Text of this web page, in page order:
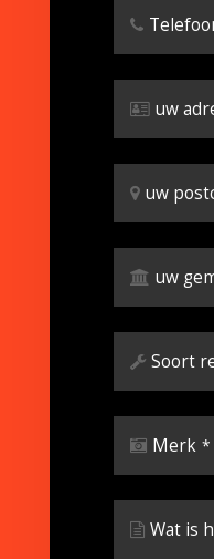
uw
uw
uw
Soort
Merk *
Wat is